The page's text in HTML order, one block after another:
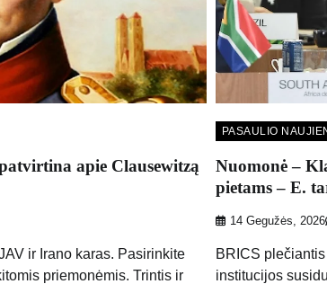
apie Clausewitzą
ir Irano karas. Pasirinkite
priemonėmis. Trintis ir
PASAULIO
Nuomonė –
pietams – E.
14 Gegužės, 2026
BRICS
institucijos